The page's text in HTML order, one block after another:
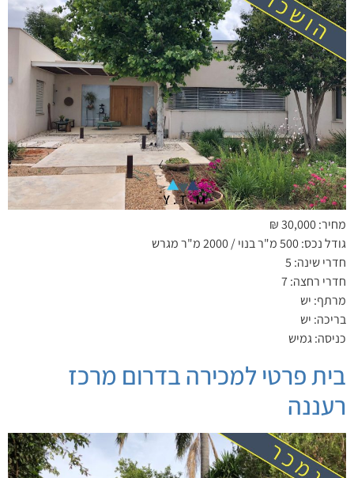
מחיר: 30,000 ₪
גודל נכס: 500 מ"ר בנוי / 2000 מ"ר מגרש
חדרי שינה: 5
חדרי רחצה: 7
מרתף: יש
בריכה: יש
כניסה: גמיש
בית פרטי למכירה בדרום מרכז
רעננה